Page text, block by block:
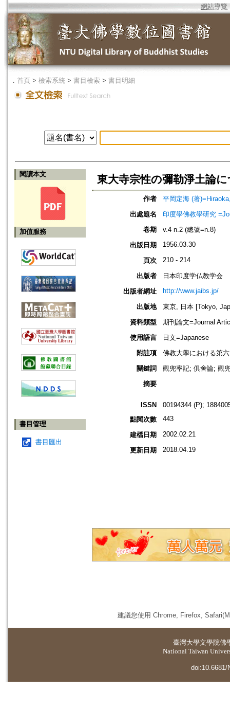
網站導覽
． 首頁 > 檢索系統 > 書目檢索 > 書目明細
閱讀本文
加值服務
書目管理
書目匯出
東大寺宗性の彌勒淨土論
作者
平岡定海 (著
出處題名
印度學佛教學研究
卷期
v.4 n.2 (總號=n.8)
出版日期
1956.03.30
頁次 210 - 214
出版者
日本印度学仏教学会
出版者網址
http://www.jaibs.jp/
出版地
東京, 日本 [Tokyo,
資料類型
期刊論文=Journal
使用語言
日文=Japanese
附註項
佛教大學における第
關鍵詞
觀兜率記; 俱舍論; 觀
摘要
ISSN
00194344 (P);
點閱次數
443
建檔日期 2002.02.21
更新日期 2018.04.19
建議您使用 Chrome, Firefox,
臺灣大學文學院佛
National Taiwan
doi:10.6681/